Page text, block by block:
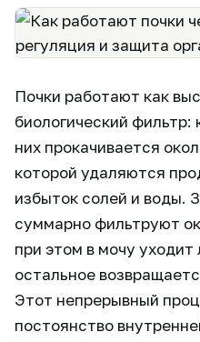
Почки работают как
биологический
них прокачивается
которой удаляются
избыток солей и воды.
суммарно фильтруют
при этом в мочу
остальное
Этот непрерывный
постоянство